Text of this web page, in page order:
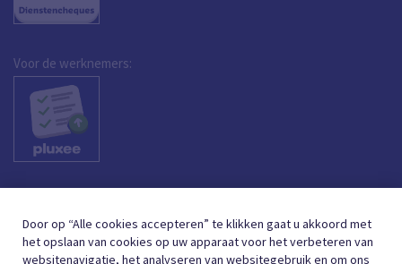
Voor de werknemers:
Door op “Alle cookies accepteren” te klikken gaat u akkoord met
het opslaan van cookies op uw apparaat voor het verbeteren van
websitenavigatie, het analyseren van websitegebruik en om ons